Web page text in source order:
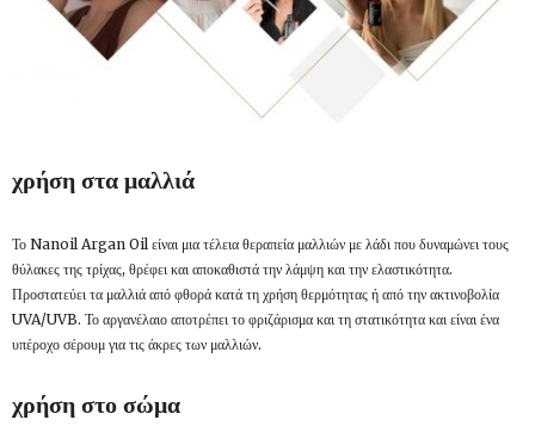
χρήση στα μαλλιά
Το Nanoil Argan Oil είναι μια τέλεια θεραπεία μαλλιών με λάδι που δυναμώνει τους
θύλακες της τρίχας, θρέφει και αποκαθιστά την λάμψη και την ελαστικότητα.
Προστατεύει τα μαλλιά από φθορά κατά τη χρήση θερμότητας ή από την ακτινοβολία
UVA/UVB. Το αργανέλαιο αποτρέπει το φριζάρισμα και τη στατικότητα και είναι ένα
υπέροχο σέρουμ για τις άκρες των μαλλιών.
χρήση στο σώμα